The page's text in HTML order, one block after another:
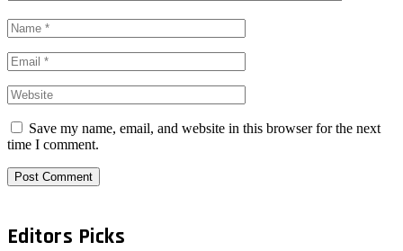
Save my name, email, and website in this browser for the next
time I comment.
Editors Picks